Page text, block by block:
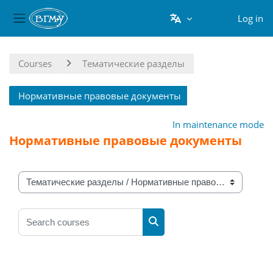
Side panel
Log in
Courses Тематические разделы
Нормативные правовые документы
In maintenance mode
Нормативные правовые документы
Course categories
Search courses
Search courses